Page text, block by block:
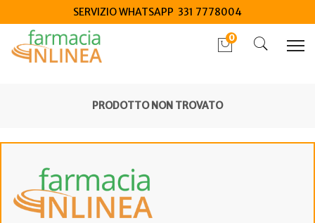
SERVIZIO WHATSAPP 331 7778004
0
PRODOTTO NON TROVATO